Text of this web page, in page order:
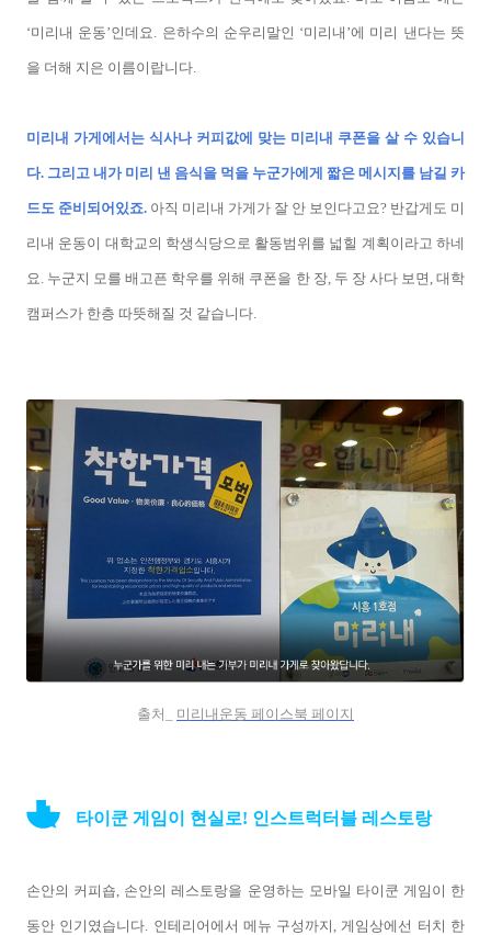
‘미리내 운동’인데요. 은하수의 순우리말인 ‘미리내’에 미리 낸다는 뜻
을 더해 지은 이름이랍니다.
미리내 가게에서는 식사나 커피값에 맞는 미리내 쿠폰을 살 수 있습니
다. 그리고 내가 미리 낸 음식을 먹을 누군가에게 짧은 메시지를 남길 카
드도 준비되어있죠. 아직 미리내 가게가 잘 안 보인다고요? 반갑게도 미
리내 운동이 대학교의 학생식당으로 활동범위를 넓힐 계획이라고 하네
요. 누군지 모를 배고픈 학우를 위해 쿠폰을 한 장, 두 장 사다 보면, 대학
캠퍼스가 한층 따뜻해질 것 같습니다.
출처_ 미리내운동 페이스북 페이지
타이쿤 게임이 현실로! 인스트럭터블 레스토랑
손안의 커피숍, 손안의 레스토랑을 운영하는 모바일 타이쿤 게임이 한
동안 인기였습니다. 인테리어에서 메뉴 구성까지, 게임상에선 터치 한